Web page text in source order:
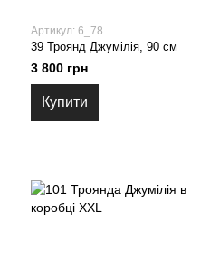
Артикул: 6_78
39 Троянд Джумілія, 90 см
3 800 грн
Купити